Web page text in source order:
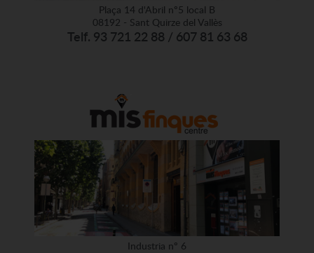
Plaça 14 d'Abril nº5 local B
08192 - Sant Quirze del Vallès
Telf. 93 721 22 88 / 607 81 63 68
Industria nº 6